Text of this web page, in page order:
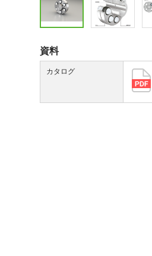
資料
カタログ